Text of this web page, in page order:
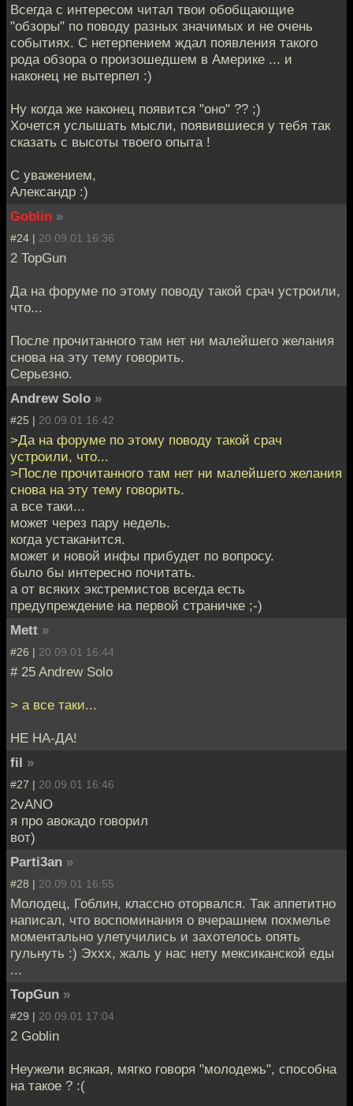
Всегда с интересом читал твои обобщающие
"обзоры" по поводу разных значимых и не очень
событиях. С нетерпением ждал появления такого
рода обзора о произошедшем в Америке ... и
наконец не вытерпел :)
Ну когда же наконец появится "оно" ?? ;)
Хочется услышать мысли, появившиеся у тебя так
сказать с высоты твоего опыта !
С уважением,
Александр :)
Goblin »
#24 | 20.09.01 16:36
2 TopGun
Да на форуме по этому поводу такой срач устроили,
что...
После прочитанного там нет ни малейшего желания
снова на эту тему говорить.
Серьезно.
Andrew Solo »
#25 | 20.09.01 16:42
>Да на форуме по этому поводу такой срач
устроили, что...
>После прочитанного там нет ни малейшего желания
снова на эту тему говорить.
а все таки...
может через пару недель.
когда устаканится.
может и новой инфы прибудет по вопросу.
было бы интересно почитать.
а от всяких экстремистов всегда есть
предупреждение на первой страничке ;-)
Mett »
#26 | 20.09.01 16:44
# 25 Andrew Solo
> а все таки...
НЕ НА-ДА!
fil »
#27 | 20.09.01 16:46
2vANO
я про авокадо говорил
вот)
Parti3an »
#28 | 20.09.01 16:55
Молодец, Гоблин, классно оторвался. Так аппетитно
написал, что воспоминания о вчерашнем похмелье
моментально улетучились и захотелось опять
гульнуть :) Эххх, жаль у нас нету мексиканской еды
...
TopGun »
#29 | 20.09.01 17:04
2 Goblin
Неужели всякая, мягко говоря "молодежь", способна
на такое ? :(